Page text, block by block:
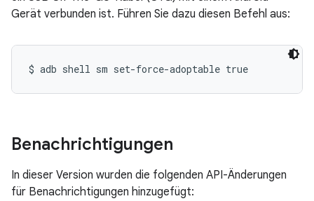
Gerät verbunden ist. Führen Sie dazu diesen Befehl aus:
Benachrichtigungen
In dieser Version wurden die folgenden API-Änderungen
für Benachrichtigungen hinzugefügt: